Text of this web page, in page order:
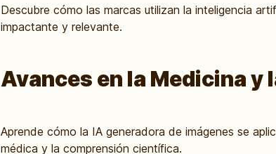
Descubre cómo las marcas utilizan la inteligencia
impactante y relevante.
Avances en la Medicina
Aprende cómo la IA generadora de imágenes se
médica y la comprensión científica.